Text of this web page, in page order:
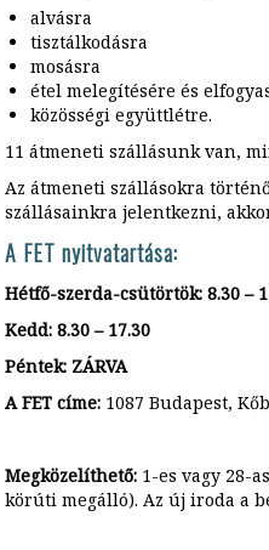
Utcai
szociális
munka
Ügyfélszolgálati
Iroda,
Felvételi
Foglalkoztatási
részleg
Egészségügyi
szolgáltatások
Intézményi
Közalkalmazotti
Tanács
Befogadó
BMSZKI
Program
Utak
korlátok
hajléktalanellátásban
Kiadványok
Tanulmányok
Elsőként
lakhatás
2016
Társadalmi
bázisépítés
gyakorlatai
Európában
Látni
láttatni
Off
the
hajléktalan
emberek
támogatásának
Hirdetmények
Szabályzatok
Közadat
kereső
Ellátott
jogi
Közérdekű
bejelentés,
panasz
Szociális
munka
Tékozló
koldus
Szociális
munka
Szociális
munkánk
alvásra
tisztálkodásra
mosásra
étel melegítésére és
közösségi együttlétre.
11 átmeneti szállásunk van,
Az átmeneti szállásokra
szállásainkra jelentkezni,
A FET nyitvatartása:
Hétfő-szerda-csütörtök: 8.30 –
Kedd: 8.30 – 17.30
Péntek: ZÁRVA
A FET címe: 1087 Budapest,
Megközelíthető: 1-es vagy 28-
körúti megálló). Az új iroda a